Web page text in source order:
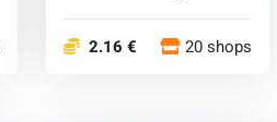
2.16 € 20 shops